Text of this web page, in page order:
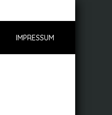
IMPRESSUM